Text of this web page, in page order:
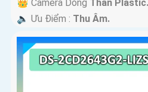
👑 Camera Dòng Thân Plastic.
️🔈 Ưu Điểm : Thu Âm.